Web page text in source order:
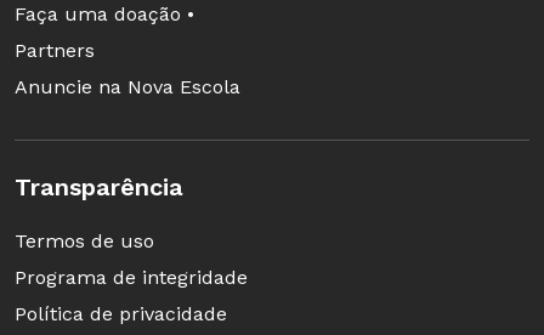
Faça uma doação •
Partners
Anuncie na Nova Escola
Transparência
Termos de uso
Programa de integridade
Política de privacidade